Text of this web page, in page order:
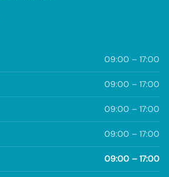
09:00 – 17:00
09:00 – 17:00
09:00 – 17:00
09:00 – 17:00
09:00 – 17:00